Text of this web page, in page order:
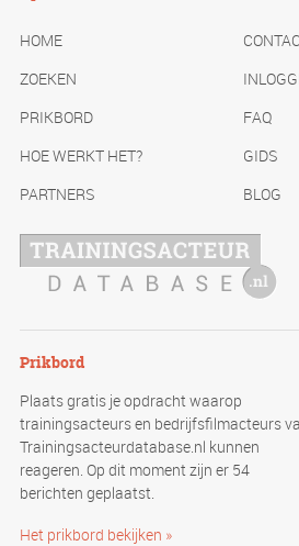
HOME
ZOEKEN
PRIKBORD
FAQ
HOE WERKT HET?
GIDS
PARTNERS
BLOG
Prikbord
Plaats gratis je opdracht waarop
trainingsacteurs en bedrijfsfilmacteurs
Trainingsacteurdatabase.nl kunnen
reageren. Op dit moment zijn er 54
berichten geplaatst.
Het prikbord bekijken »